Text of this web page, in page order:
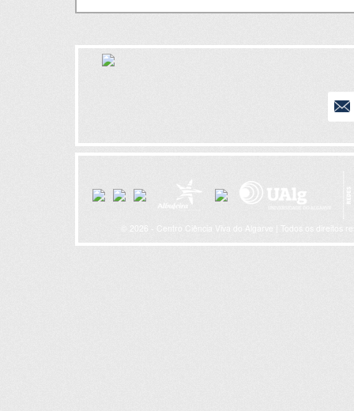
© 2026 - Centro Ciência Viva do Algarve | Todos os direitos